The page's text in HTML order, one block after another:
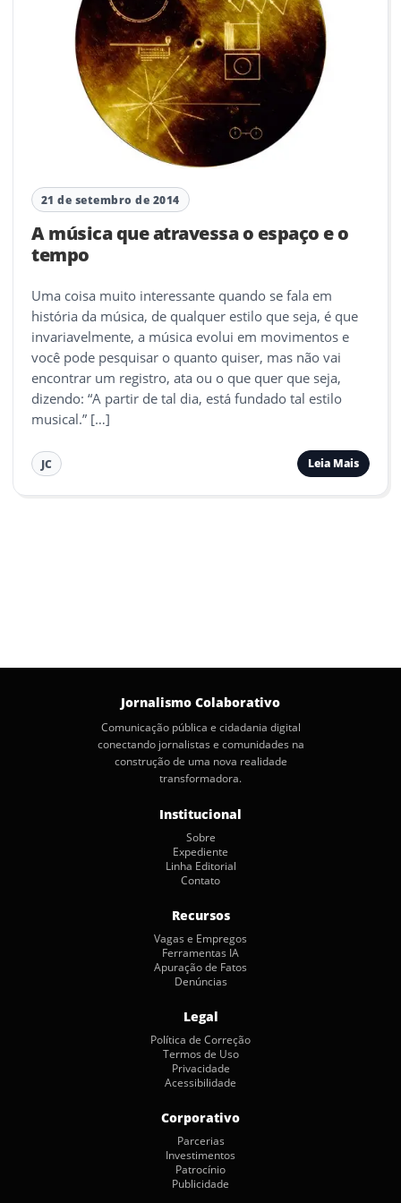
21 de setembro de 2014
A música que atravessa o espaço e o
tempo
Uma coisa muito interessante quando se fala em
história da música, de qualquer estilo que seja, é que
invariavelmente, a música evolui em movimentos e
você pode pesquisar o quanto quiser, mas não vai
encontrar um registro, ata ou o que quer que seja,
dizendo: “A partir de tal dia, está fundado tal estilo
musical.” […]
JC Leia Mais
Jornalismo Colaborativo
Comunicação pública e cidadania digital
conectando jornalistas e comunidades na
construção de uma nova realidade
transformadora.
Institucional
Sobre
Expediente
Linha Editorial
Contato
Recursos
Vagas e Empregos
Ferramentas IA
Apuração de Fatos
Denúncias
Legal
Política de Correção
Termos de Uso
Privacidade
Acessibilidade
Corporativo
Parcerias
Investimentos
Patrocínio
Publicidade